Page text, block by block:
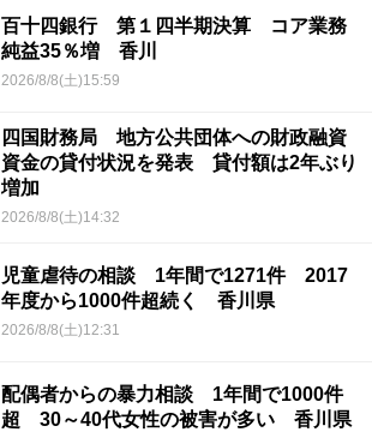
百十四銀行 第１四半期決算 コア業務
純益35％増 香川
2026/8/8(土)15:59
四国財務局 地方公共団体への財政融資
資金の貸付状況を発表 貸付額は2年ぶり
増加
2026/8/8(土)14:32
児童虐待の相談 1年間で1271件 2017
年度から1000件超続く 香川県
2026/8/8(土)12:31
配偶者からの暴力相談 1年間で1000件
超 30～40代女性の被害が多い 香川県